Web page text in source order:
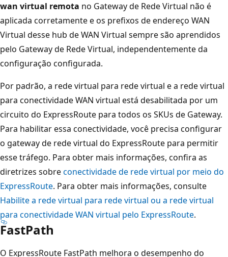
wan virtual remota no Gateway de Rede Virtual não é
aplicada corretamente e os prefixos de endereço WAN
Virtual desse hub de WAN Virtual sempre são aprendidos
pelo Gateway de Rede Virtual, independentemente da
configuração configurada.
Por padrão, a rede virtual para rede virtual e a rede virtual
para conectividade WAN virtual está desabilitada por um
circuito do ExpressRoute para todos os SKUs de Gateway.
Para habilitar essa conectividade, você precisa configurar
o gateway de rede virtual do ExpressRoute para permitir
esse tráfego. Para obter mais informações, confira as
diretrizes sobreconectividade de rede virtual por meio do
ExpressRoute. Para obter mais informações, consulte
Habilite a rede virtual para rede virtual ou a rede virtual
para conectividade WAN virtual pelo ExpressRoute.
FastPath
O ExpressRoute FastPath melhora o desempenho do